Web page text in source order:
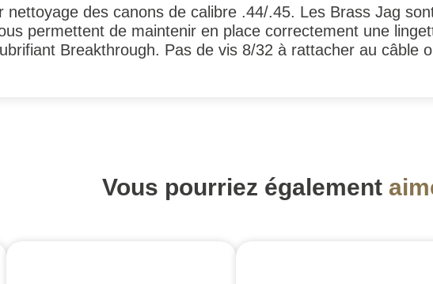
nettoyage des canons de calibre .44/.45. Les Brass Jag
permettent de maintenir en place correctement une
Breakthrough. Pas de vis 8/32 à rattacher au câble
Vous pourriez également